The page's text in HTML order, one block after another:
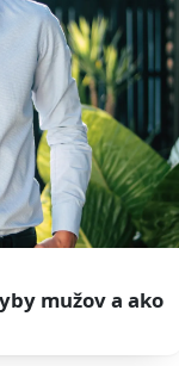
mužov a ako